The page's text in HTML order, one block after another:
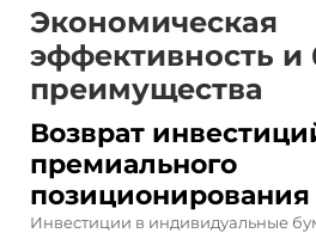
Экономическая
эффективность и
преимущества
Возврат
премиального
позиционирования
Инвестиции в индивидуальные